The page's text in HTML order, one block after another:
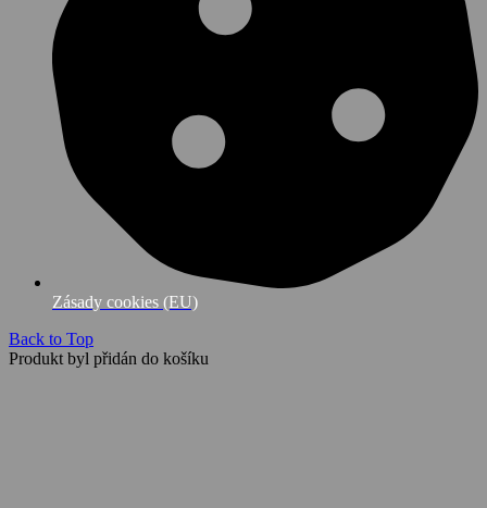
Zásady cookies (EU)
Back to Top
Produkt byl přidán do košíku